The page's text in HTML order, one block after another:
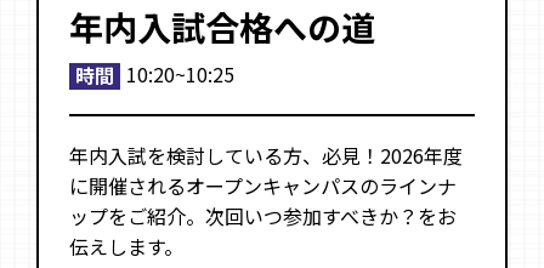
年内入試合格への道
時間 10:20~10:25
年内入試を検討している方、必見！2026年度
に開催されるオープンキャンパスのラインナ
ップをご紹介。次回いつ参加すべきか？をお
伝えします。